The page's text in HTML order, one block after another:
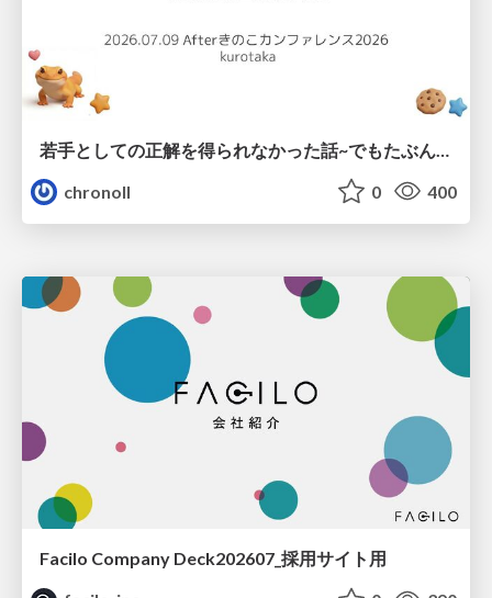
chronoll
0 400
Facilo Company Deck202607_採用サイト用